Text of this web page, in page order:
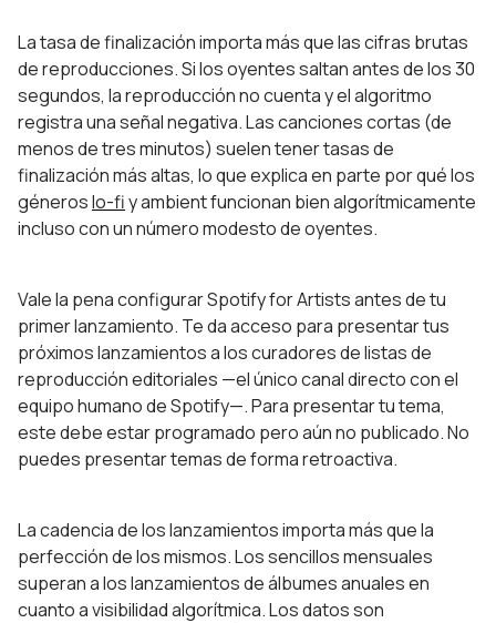
La tasa de finalización importa más que las cifras brutas
de reproducciones. Si los oyentes saltan antes de los 30
segundos, la reproducción no cuenta y el algoritmo
registra una señal negativa. Las canciones cortas (de
menos de tres minutos) suelen tener tasas de
finalización más altas, lo que explica en parte por qué los
géneroslo-fiy ambient funcionan bien algorítmicamente
incluso con un número modesto de oyentes.
Vale la pena configurar Spotify for Artists antes de tu
primer lanzamiento. Te da acceso para presentar tus
próximos lanzamientos a los curadores de listas de
reproducción editoriales —el único canal directo con el
equipo humano de Spotify—. Para presentar tu tema,
este debe estar programado pero aún no publicado. No
puedes presentar temas de forma retroactiva.
La cadencia de los lanzamientos importa más que la
perfección de los mismos. Los sencillos mensuales
superan a los lanzamientos de álbumes anuales en
cuanto a visibilidad algorítmica. Los datos son